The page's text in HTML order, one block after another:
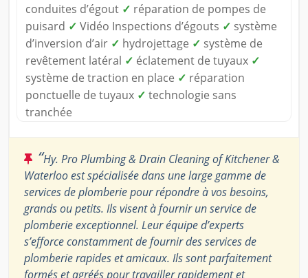
conduites d’égout ✓ réparation de pompes de
puisard ✓ Vidéo Inspections d’égouts ✓ système
d’inversion d’air ✓ hydrojettage ✓ système de
revêtement latéral ✓ éclatement de tuyaux ✓
système de traction en place ✓ réparation
ponctuelle de tuyaux ✓ technologie sans
tranchée
“Hy. Pro Plumbing & Drain Cleaning of Kitchener &
Waterloo est spécialisée dans une large gamme de
services de plomberie pour répondre à vos besoins,
grands ou petits. Ils visent à fournir un service de
plomberie exceptionnel. Leur équipe d’experts
s’efforce constamment de fournir des services de
plomberie rapides et amicaux. Ils sont parfaitement
formés et agréés pour travailler rapidement et